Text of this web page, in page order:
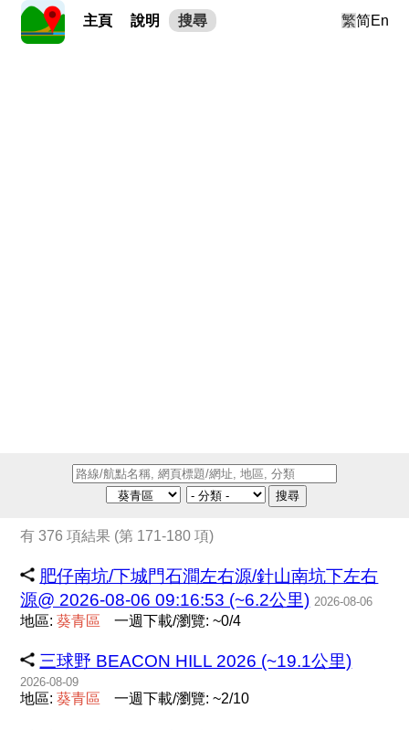
主頁 說明 搜尋 繁简En
搜尋
有 376 項結果 (第 171-180 項)
肥仔南坑/下城門石澗左右源/針山南坑下左右
源@ 2026-08-06 09:16:53 (~6.2公里) 2026-08-06
地區:葵青區 一週下載/瀏覽: ~0/4
三球野 BEACON HILL 2026 (~19.1公里)
2026-08-09
地區:葵青區 一週下載/瀏覽: ~2/10